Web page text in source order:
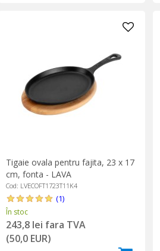
Tigaie ovala pentru fajita, 23 x 17
cm, fonta - LAVA
Cod: LVECOFT1723T11K4
(1)
În stoc
243,8 lei fara TVA
(50,0 EUR)